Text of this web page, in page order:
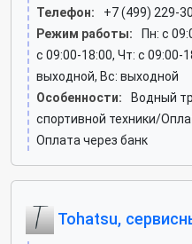
Телефон:
+7 (499) 229-
Режим работы:
Пн: c
c 09:00-18:00, Чт: c 09:00-
выходной, Вс: выходной
Особенности:
Водный
спортивной техники/
Оплата через банк
Tohatsu,